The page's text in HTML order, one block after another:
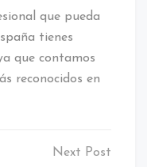
que pueda
tienes
que contamos
reconocidos en